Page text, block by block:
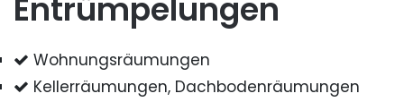
Entrümpelungen
Wohnungsräumungen
Kellerräumungen, Dachbodenräumungen